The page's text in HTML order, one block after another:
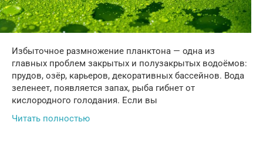
Избыточное размножение планктона — одна из
главных проблем закрытых и полузакрытых водоёмов:
прудов, озёр, карьеров, декоративных бассейнов. Вода
зеленеет, появляется запах, рыба гибнет от
кислородного голодания. Если вы
Читать полностью